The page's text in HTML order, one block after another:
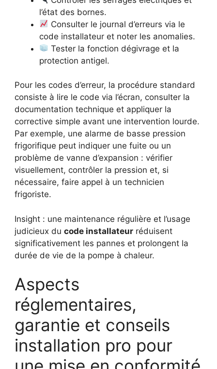
l’état des bornes.
Consulter le journal d’erreurs via le
code installateur et noter les anomalies.
Tester la fonction dégivrage et la
protection antigel.
Pour les codes d’erreur, la procédure standard
consiste à lire le code via l’écran, consulter la
documentation technique et appliquer la
corrective simple avant une intervention lourde.
Par exemple, une alarme de basse pression
frigorifique peut indiquer une fuite ou un
problème de vanne d’expansion : vérifier
visuellement, contrôler la pression et, si
nécessaire, faire appel à un technicien
frigoriste.
Insight : une maintenance régulière et l’usage
judicieux du code installateur réduisent
significativement les pannes et prolongent la
durée de vie de la pompe à chaleur.
Aspects
réglementaires,
garantie et conseils
installation pro pour